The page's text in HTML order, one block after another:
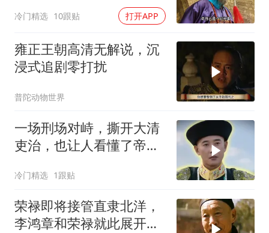
冷门精选 10跟贴 打开APP
雍正王朝高清无解说，沉
浸式追剧零打扰
普陀动物世界
一场刑场对峙，撕开大清
吏治，也让人看懂了帝王
冷门精选 1跟贴
荣禄即将接管直隶北洋，
李鸿章和荣禄就此展开巅